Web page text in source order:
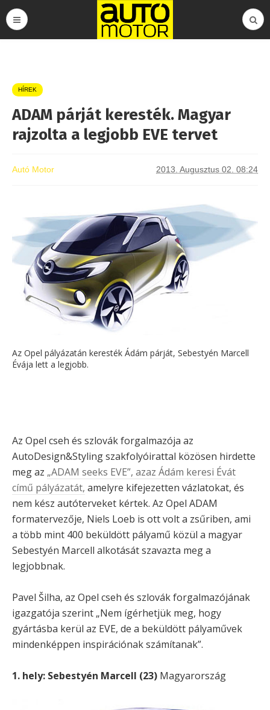
HÍREK
ADAM párját keresték. Magyar
rajzolta a legjobb EVE tervet
Autó Motor 2013. Augusztus 02. 08:24
Az Opel pályázatán keresték Ádám párját, Sebestyén Marcell
Évája lett a legjobb.
Az Opel cseh és szlovák forgalmazója az
AutoDesign&Styling szakfolyóirattal közösen hirdette
meg az „ADAM seeks EVE”, azaz Ádám keresi Évát
című pályázatát, amelyre kifejezetten vázlatokat, és
nem kész autóterveket kértek. Az Opel ADAM
formatervezője, Niels Loeb is ott volt a zsűriben, ami
a több mint 400 beküldött pályamű közül a magyar
Sebestyén Marcell alkotását szavazta meg a
legjobbnak.
Pavel Šilha, az Opel cseh és szlovák forgalmazójának
igazgatója szerint „Nem ígérhetjük meg, hogy
gyártásba kerül az EVE, de a beküldött pályaművek
mindenképpen inspirációnak számítanak”.
1. hely: Sebestyén Marcell (23) Magyarország